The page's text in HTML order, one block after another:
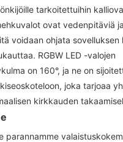
tarkoitettuihin
ovat vedenpitäviä
voidaan ohjata
RGBW LED -valojen
on 160°, ja ne on
joka tarjoaa
kirkkauden
parannamme